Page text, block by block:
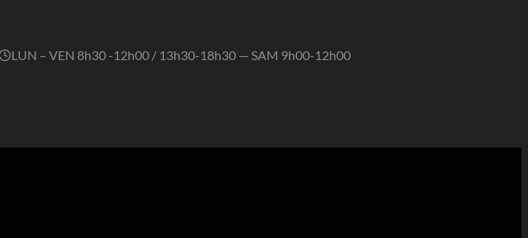
LUN – VEN 8h30 -12h00 / 13h30-18h30 — SAM 9h00-12h00